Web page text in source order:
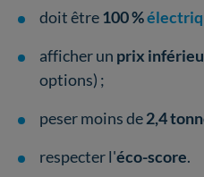
doit être100 %
afficher un prix
options) ;
peser moins de2,4
respecter l'éco-score.